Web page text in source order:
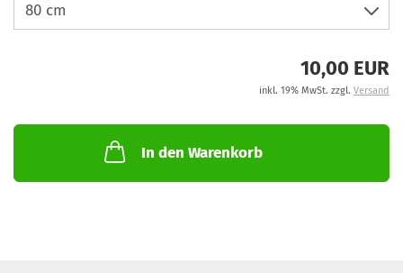
10,00 EUR
inkl. 19% MwSt. zzgl. Versand
In den Warenkorb